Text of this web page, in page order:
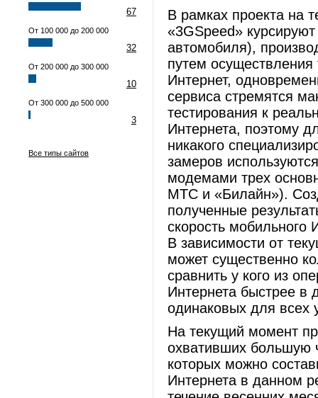
67
От 100 000 до 200 000
32
От 200 000 до 300 000
10
От 300 000 до 500 000
3
Все типы сайтов
В рамках проекта на
«3GSpeed»
автомобиля),
путем
Интернет,
сервиса стремятся
тестирования к
Интернета, поэтому
никакого
замеров
модемами трех
МТС и «Билайн»).
полученные
скорость мобильного
В зависимости от
может существенно
сравнить у кого из
Интернета быстрее в
одинаковых для всех
На текущий момент
охвативших большую
которых можно
Интернета в данном